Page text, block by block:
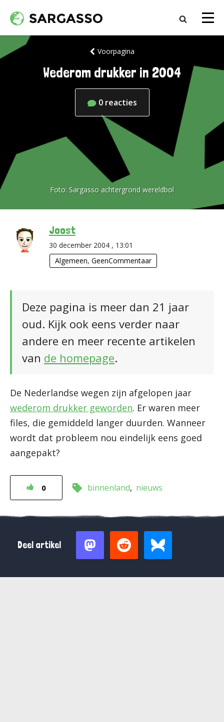
Voorpagina
Wederom drukker in 2004
0 reacties
Foto: Sargasso achtergrond wereldbol
Joost
30 december 2004 , 13:01
Algemeen, GeenCommentaar
Deze pagina is meer dan 21 jaar
oud. Kijk ook eens verder naar
andere en meer recente artikelen
van de homepage.
De Nederlandse wegen zijn afgelopen jaar
wederom drukker geworden. Er waren meer
files, die gemiddeld langer duurden. Wanneer
wordt dat probleem nou eindelijk eens goed
aangepakt?
0 binnenland nieuws
Deel artikel